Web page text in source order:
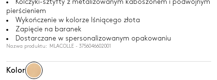
Kolczyki-sztyfty z metalizowanym kaboszonem i podwójnym
pierścieniem
Wykończenie w kolorze lśniącego złota
Zapięcie na baranek
Dostarczane w spersonalizowanym opakowaniu
Nazwa produktu: MLACOLLE - 3756046602001
Kolor